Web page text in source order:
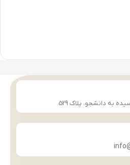
به دانشجو، پلاک 529